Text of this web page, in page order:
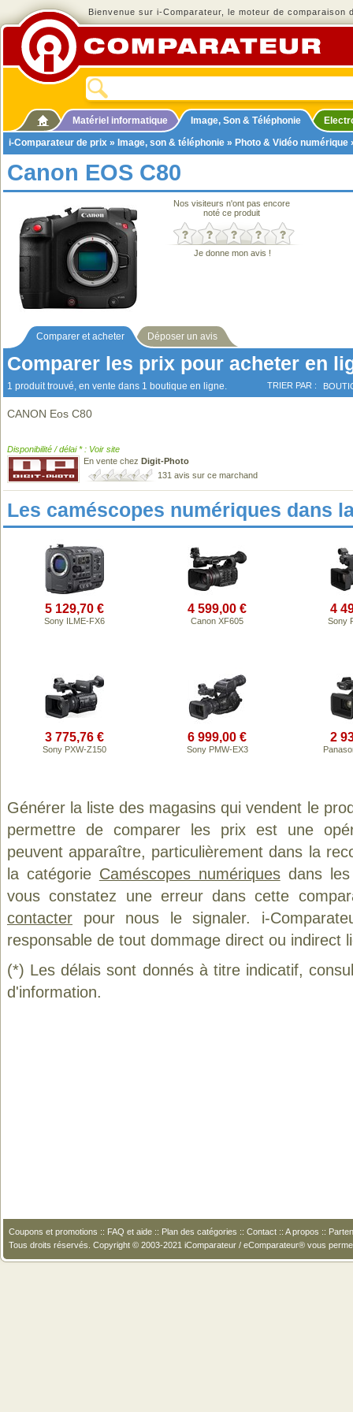
Bienvenue sur i-Comparateur, le moteur de comparaison
Matériel informatique Image, Son & Téléphonie
i-Comparateur de prix » Image, son & téléphonie » Photo & Vidéo numérique
Canon EOS C80
Nos visiteurs n'ont pas encore
noté ce produit
Je donne mon avis !
Comparer et acheter Déposer un avis
Comparer les prix pour acheter en
1 produit trouvé, en vente dans 1 boutique en ligne. TRIER PAR :
CANON Eos C80
Disponibilité / délai * : Voir site
En vente chez Digit-Photo
131 avis sur ce marchand
Les caméscopes numériques dans
5 129,70 €
Sony ILME-FX6
4 599,00 €
Canon XF605
4
Sony
3 775,76 €
Sony PXW-Z150
6 999,00 €
Sony PMW-EX3
2
Générer la liste des magasins qui vendent le
permettre de comparer les prix est une
peuvent apparaître, particulièrement dans la
la catégorie Caméscopes numériquesdans les
vous constatez une erreur dans cette
contacter pour nous le signaler. i-
responsable de tout dommage direct ou indirect
(*) Les délais sont donnés à titre indicatif,
d'information.
Coupons et promotions :: FAQ et aide :: Plan des catégories :: Contact :: A propos ::
Tous droits réservés. Copyright © 2003-2021 iComparateur / eComparateur® vous